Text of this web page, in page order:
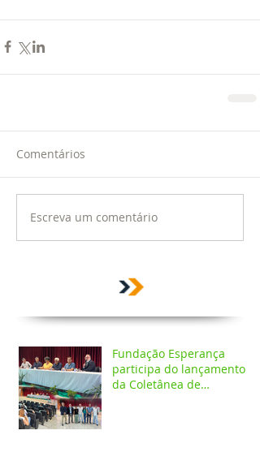
Comentários
Escreva um comentário
Fundação Esperança
participa do lançamento
da Coletânea de